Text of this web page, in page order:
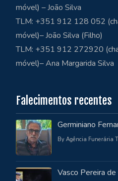
móvel) – João Silva
TLM: +351 912 128 052
móvel)– João Silva (Filho)
TLM: +351 912 272920
móvel)– Ana Margarida Silva
Falecimentos recentes
Germiniano
By Agência Funerária
Vasco Pereira de